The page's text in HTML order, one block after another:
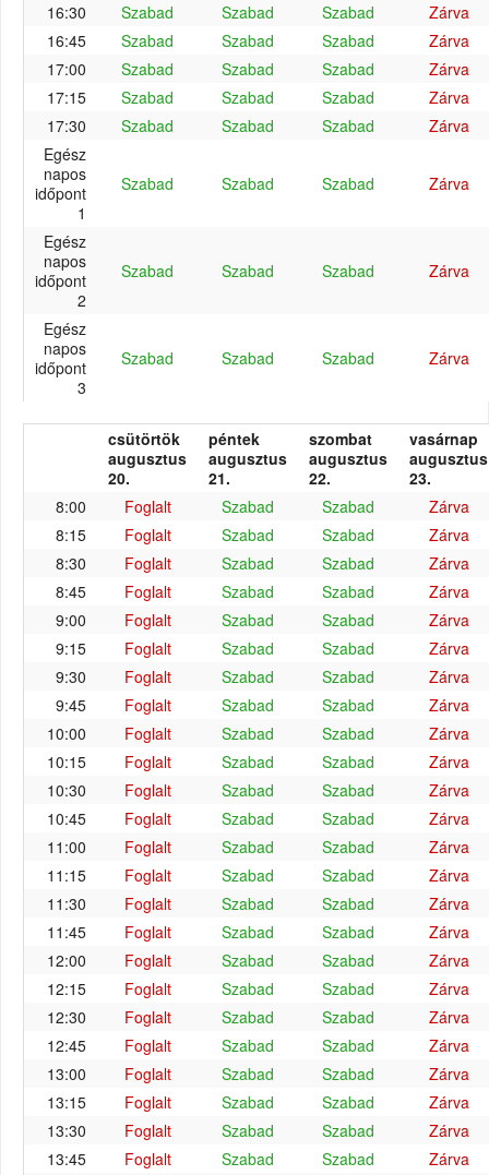
16:30 Szabad Szabad Szabad
Zárva
16:45
Szabad Szabad Szabad
Zárva
17:00
Szabad Szabad Szabad
Zárva
17:15
Szabad Szabad Szabad
Zárva
17:30
Szabad Szabad Szabad
Zárva
Egész
napos
időpont
1
Szabad Szabad Szabad Zárva
Egész
napos
időpont
2
Szabad Szabad Szabad Zárva
Egész
napos
időpont
3
Szabad Szabad Szabad Zárva
csütörtök
augusztus
20.
péntek
augusztus
21.
szombat
augusztus
22.
vasárnap
augusztus
23.
8:00
Foglalt Szabad Szabad
Zárva
8:15
Foglalt Szabad Szabad
Zárva
8:30
Foglalt Szabad Szabad
Zárva
8:45
Foglalt Szabad Szabad
Zárva
9:00
Foglalt Szabad Szabad
Zárva
9:15
Foglalt Szabad Szabad
Zárva
9:30
Foglalt Szabad Szabad
Zárva
9:45
Foglalt Szabad Szabad
Zárva
10:00
Foglalt Szabad Szabad
Zárva
10:15
Foglalt Szabad Szabad
Zárva
10:30
Foglalt Szabad Szabad
Zárva
10:45
Foglalt Szabad Szabad
Zárva
11:00
Foglalt Szabad Szabad
Zárva
11:15
Foglalt Szabad Szabad
Zárva
11:30
Foglalt Szabad Szabad
Zárva
11:45
Foglalt Szabad Szabad
Zárva
12:00
Foglalt Szabad Szabad
Zárva
12:15
Foglalt Szabad Szabad
Zárva
12:30
Foglalt Szabad Szabad
Zárva
12:45
Foglalt Szabad Szabad
Zárva
13:00
Foglalt Szabad Szabad
Zárva
13:15
Foglalt Szabad Szabad
Zárva
13:30
Foglalt Szabad Szabad
Zárva
13:45
Foglalt Szabad Szabad
Zárva